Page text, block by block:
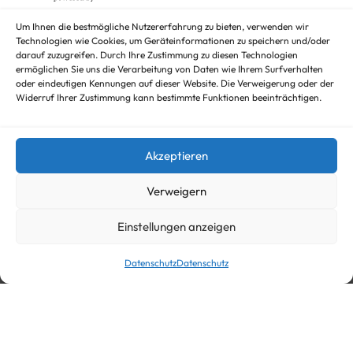
Um Ihnen die bestmögliche Nutzererfahrung zu bieten, verwenden wir
Technologien wie Cookies, um Geräteinformationen zu speichern und/oder
darauf zuzugreifen. Durch Ihre Zustimmung zu diesen Technologien
ermöglichen Sie uns die Verarbeitung von Daten wie Ihrem Surfverhalten
oder eindeutigen Kennungen auf dieser Website. Die Verweigerung oder der
Widerruf Ihrer Zustimmung kann bestimmte Funktionen beeinträchtigen.
Akzeptieren
Verweigern
Einstellungen anzeigen
DatenschutzDatenschutz
Kippanhänger Angebote
Kipper
Koffer
Nicht kategorisieren
Viehanhänger
© trailer-master.eu 2026. Alle Rechte vorbehalten.